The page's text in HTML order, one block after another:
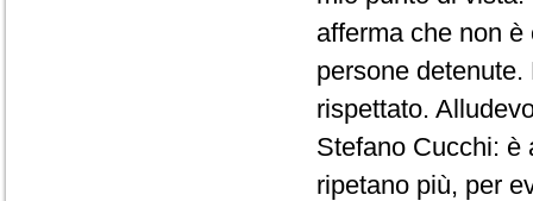
afferma che non
persone
rispettato.
Stefano Cucchi: è
ripetano più, per